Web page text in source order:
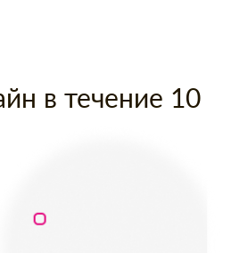
в течение 10